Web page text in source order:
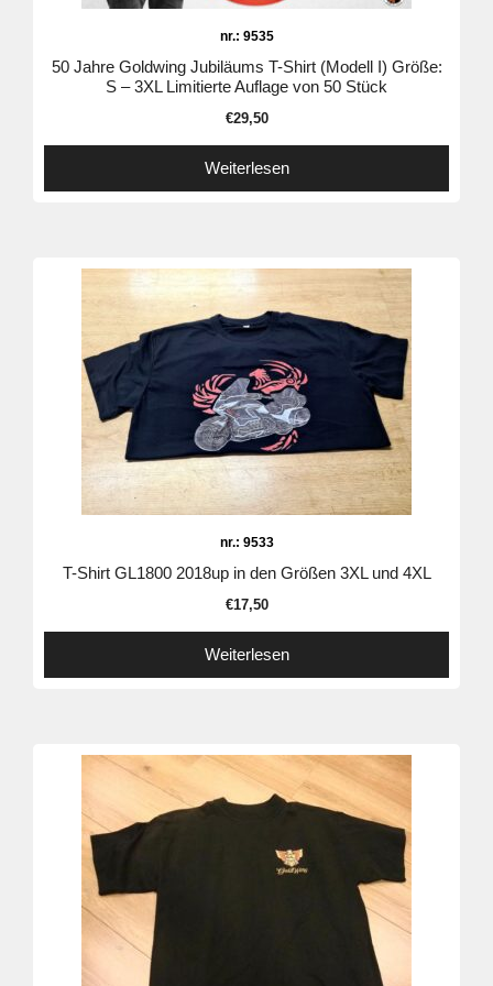
nr.: 9535
50 Jahre Goldwing Jubiläums T-Shirt (Modell I) Größe:
S – 3XL Limitierte Auflage von 50 Stück
€29,50
Weiterlesen
nr.: 9533
T-Shirt GL1800 2018up in den Größen 3XL und 4XL
€17,50
Weiterlesen